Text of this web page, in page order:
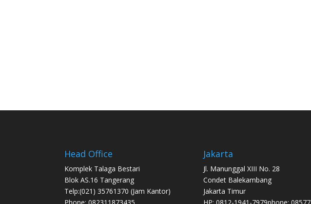
Head Office
Komplek Talaga Bestari
Blok AS.16 Tangerang
Telp:(021) 35761370 (Jam Kantor)
Jakarta
Jl. Manunggal XIII No. 28
Condet Balekambang
Jakarta Timur